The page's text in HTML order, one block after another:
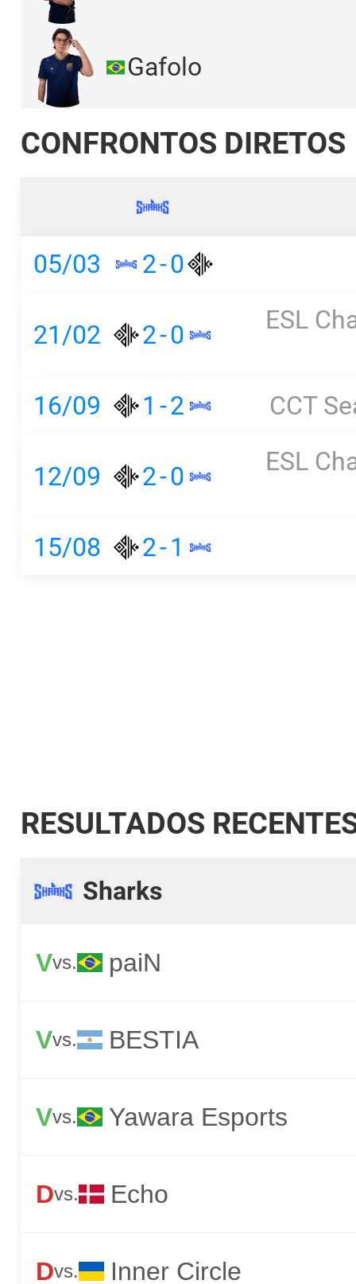
Gafolo
CONFRONTOS DIRETOS
05/03 2-0
21/02 2-0 ESL
16/09 1 -2 CCT
12/09 2-0 ESL
15/08 2-1
RESULTADOS
Sharks
Vvs. paiN
Vvs. BESTIA
Vvs. Yawara Esports
Dvs. Echo
Dvs. Inner Circle